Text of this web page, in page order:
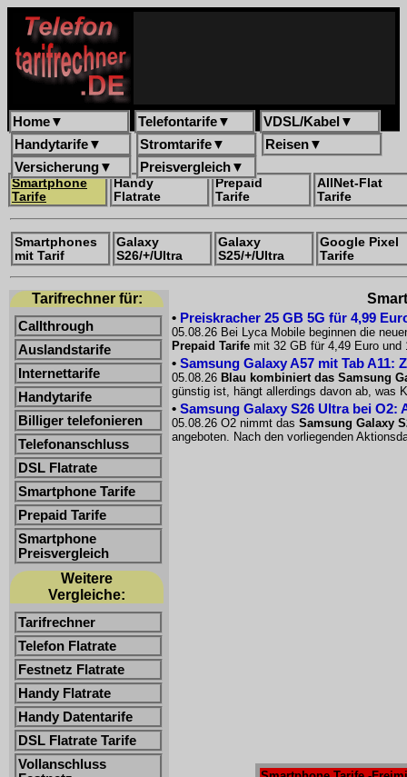
Home▼ Telefontarife▼ VDSL/Kabel ▼
Handytarife▼ Stromtarife▼ Reisen▼
Versicherung▼ Preisvergleich▼
Smartphone
Tarife
Handy
Flatrate
Prepaid
Tarife
AllNet-Flat
Tarife
Smartphones
mit Tarif
Galaxy
S26/+/Ultra
Galaxy
S25/+/Ultra
Google Pixel
Tarife
Tarifrechner für:
Callthrough
Auslandstarife
Internettarife
Handytarife
Billiger telefonieren
Telefonanschluss
DSL Flatrate
Smartphone Tarife
Prepaid Tarife
Smartphone
Preisvergleich
Weitere
Vergleiche:
Tarifrechner
Telefon Flatrate
Festnetz Flatrate
Handy Flatrate
Handy Datentarife
DSL Flatrate Tarife
Vollanschluss
• Preiskracher 25 GB 5G für 4,99
05.08.26 Bei Lyca Mobile beginnen die
Prepaid Tarife mit 32 GB für 4,49 Euro
• Samsung Galaxy A57 mit Tab A11:
05.08.26 Blau kombiniert das Samsung
günstig ist, hängt allerdings davon ab, was
• Samsung Galaxy S26 Ultra bei O2:
05.08.26 O2 nimmt das Samsung Galaxy
angeboten. Nach den vorliegenden